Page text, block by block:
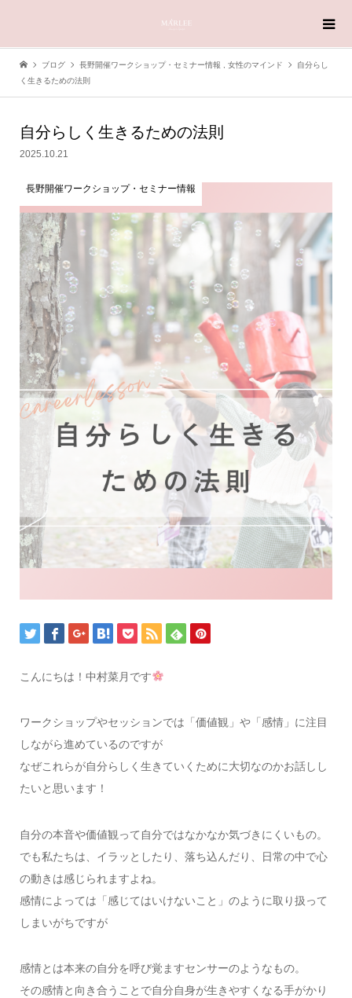
ブログ 長野開催ワークショップ・セミナー情報 女性のマインド
自分らし
く生きるための法則
自分らしく生きるための法則
2025.10.21
長野開催ワークショップ・セミナー情報
こんにちは！中村菜月です
ワークショップやセッションでは「価値観」や「感情」に注目
しながら進めているのですが
なぜこれらが自分らしく生きていくために大切なのかお話しし
たいと思います！
自分の本音や価値観って自分ではなかなか気づきにくいもの。
でも私たちは、イラッとしたり、落ち込んだり、日常の中で心
の動きは感じられますよね。
感情によっては「感じてはいけないこと」のように取り扱って
しまいがちですが
感情とは本来の自分を呼び覚ますセンサーのようなもの。
その感情と向き合うことで自分自身が生きやすくなる手がかり